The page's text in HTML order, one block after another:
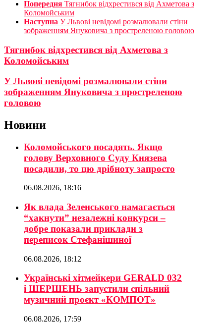
Попередня Тягнибок відхрестився від Ахметова з
Коломойським
Наступна У Львові невідомі розмалювали стіни
зображенням Януковича з простреленою головою
Тягнибок відхрестився від Ахметова з
Коломойським
У Львові невідомі розмалювали стіни
зображенням Януковича з простреленою
головою
Новини
Коломойського посадять. Якщо
голову Верховного Суду Князева
посадили, то цю дрібноту запросто
06.08.2026, 18:16
Як влада Зеленського намагається
“хакнути” незалежні конкурси –
добре показали приклади з
переписок Стефанішиної
06.08.2026, 18:12
Українські хітмейкери GERALD 032
і ШЕРШЕНЬ запустили спільний
музичний проєкт «КОМПОТ»
06.08.2026, 17:59